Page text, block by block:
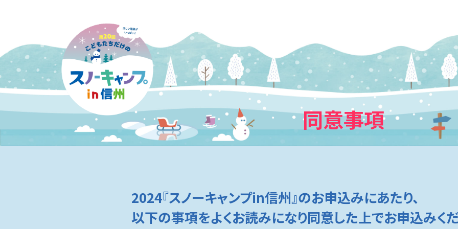
同意事項
2024『スノーキャンプin信州』のお申込みにあたり、
以下の事項をよくお読みになり同意した上でお申込みく